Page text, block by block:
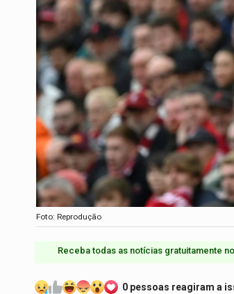
Foto: Reprodução
Receba todas as notícias gratuitamente
0 pessoas reagiram a